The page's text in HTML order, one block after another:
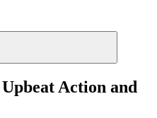
Action and